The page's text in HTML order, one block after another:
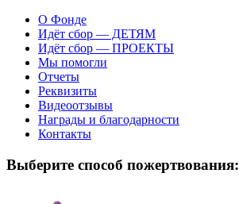
О Фонде
Идёт сбор — ДЕТЯМ
Идёт сбор — ПРОЕКТЫ
Мы помогли
Отчеты
Реквизиты
Видеоотзывы
Награды и благодарности
Контакты
Выберите способ пожертвования: